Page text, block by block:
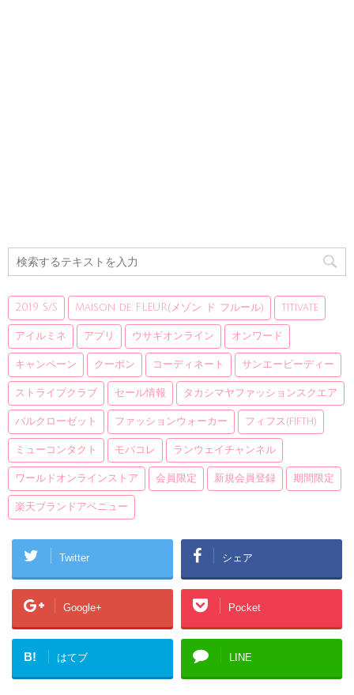
2019 S/S Maison de FLEUR(メゾン ド フルール) titivate
アイルミネ アプリ ウサギオンライン オンワード
キャンペーン クーポン コーディネート サンエービーディー
ストライプクラブ セール情報 タカシマヤファッションスクエア
パルクローゼット ファッションウォーカー フィフス(fifth)
ミューコンタクト モバコレ ランウェイチャンネル
ワールドオンラインストア 会員限定 新規会員登録 期間限定
楽天ブランドアベニュー
Twitter シェア
Google+ Pocket
B! はてブ LINE